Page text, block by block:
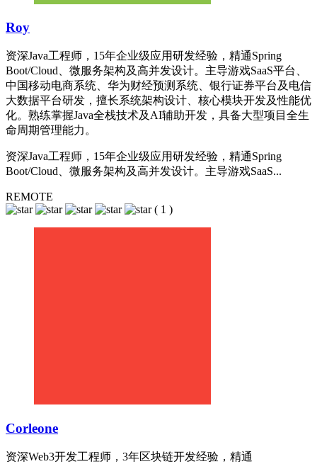
Roy
资深Java工程师，15年企业级应用研发经验，精通Spring
Boot/Cloud、微服务架构及高并发设计。主导游戏SaaS平台、
中国移动电商系统、华为财经预测系统、银行证券平台及电信
大数据平台研发，擅长系统架构设计、核心模块开发及性能优
化。熟练掌握Java全栈技术及AI辅助开发，具备大型项目全生
命周期管理能力。
资深Java工程师，15年企业级应用研发经验，精通Spring
Boot/Cloud、微服务架构及高并发设计。主导游戏SaaS...
REMOTE
( 1 )
Corleone
资深Web3开发工程师，3年区块链开发经验，精通